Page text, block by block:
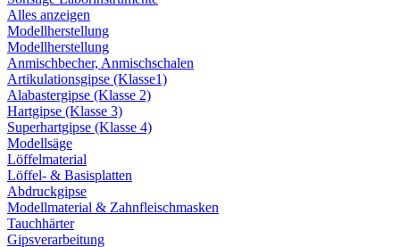
Alles anzeigen
Modellherstellung
Modellherstellung
Anmischbecher, Anmischschalen
Artikulationsgipse (Klasse1)
Alabastergipse (Klasse 2)
Hartgipse (Klasse 3)
Superhartgipse (Klasse 4)
Modellsäge
Löffelmaterial
Löffel- & Basisplatten
Abdruckgipse
Modellmaterial & Zahnfleischmasken
Tauchhärter
Gipsverarbeitung